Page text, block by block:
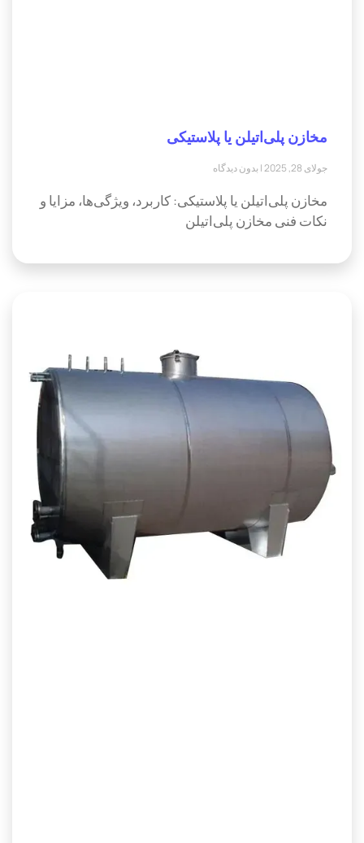
مخازن پلی‌اتیلن یا پلاستیکی
جولای 28, 2025 بدون دیدگاه
مخازن پلی‌اتیلن یا پلاستیکی: کاربرد، ویژگی‌ها، مزایا و
نکات فنی مخازن پلی‌اتیلن